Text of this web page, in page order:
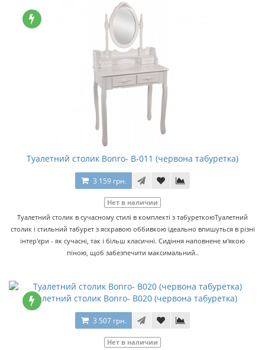
Туалетний столик Bonro- В-011 (червона табуретка)
3 159 грн.
Нет в наличии
Туалетний столик в сучасному стилі в комплекті з табуреткоюТуалетний
столик і стильний табурет з яскравою оббивкою ідеально впишуться в різні
інтер'єри - як сучасні, так і більш класичні. Сидіння наповнене м'якою
піною, щоб забезпечити максимальний..
Туалетний столик Bonro- В020 (червона табуретка)
3 507 грн.
Нет в наличии